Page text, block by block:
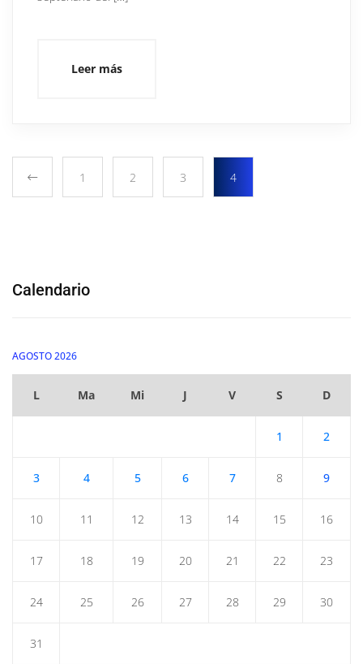
Leer más
1 2 3 4
Calendario
AGOSTO 2026
L Ma Mi J V S D
1 2
3 4 5 6 7 8 9
10 11 12 13 14 15 16
17 18 19 20 21 22 23
24 25 26 27 28 29 30
31